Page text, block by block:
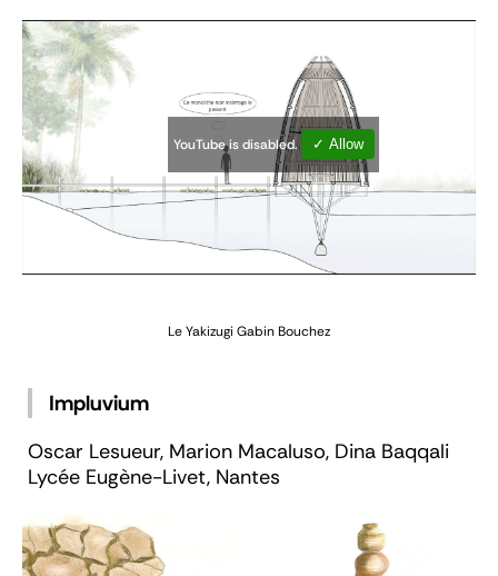
YouTube is disabled. ✓ Allow
Le Yakizugi Gabin Bouchez
Impluvium
Oscar Lesueur, Marion Macaluso, Dina Baqqali
Lycée Eugène-Livet, Nantes